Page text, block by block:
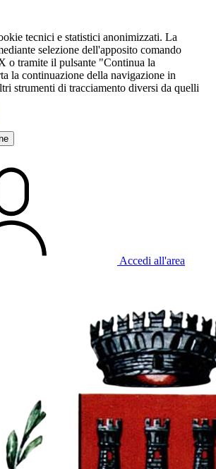
tecnici e statistici anonimizzati. La
selezione dell'apposito comando
o tramite il pulsante "Continua la
la continuazione della navigazione in
strumenti di tracciamento diversi da quelli
Accedi all'area